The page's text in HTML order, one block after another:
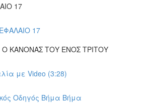
17
17
Ο ΚΑΝΟΝΑΣ ΤΟΥ ΕΝΟΣ ΤΡΙΤΟΥ
με Video (3:28)
Οδηγός Βήμα Βήμα